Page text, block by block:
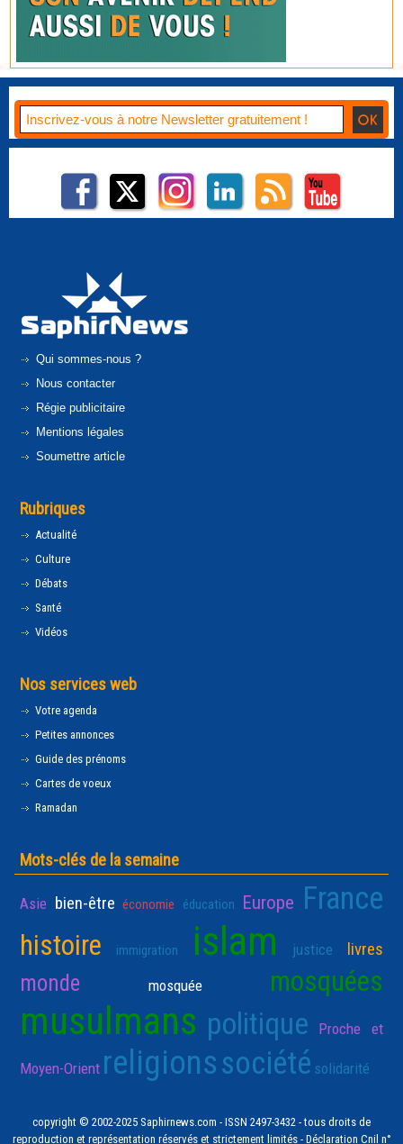
Qui sommes-nous ?
Nous contacter
Régie publicitaire
Mentions légales
Soumettre article
Rubriques
Actualité
Culture
Débats
Santé
Vidéos
Nos services web
Votre agenda
Petites annonces
Guide des prénoms
Cartes de voeux
Ramadan
Mots-clés de la semaine
Asie bien-être économie éducation Europe France
histoire immigration islam justice livres
monde mosquée mosquées
musulmans politique Proche et
Moyen-Orient religionssociété solidarité
copyright © 2002-2025 Saphirnews.com - ISSN 2497-3432 - tous droits de
reproduction et représentation réservés et strictement limités - Déclaration Cnil n°